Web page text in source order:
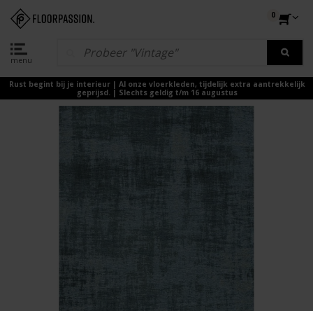
menu
0
Rust begint bij je interieur | Al onze vloerkleden, tijdelijk extra aantrekkelijk
geprijsd. | Slechts geldig t/m 16 augustus